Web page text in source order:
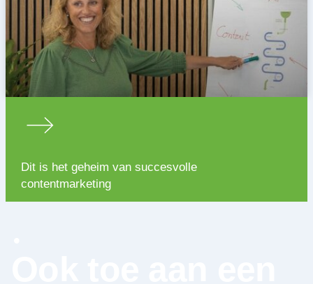
Dit is het geheim van succesvolle
contentmarketing